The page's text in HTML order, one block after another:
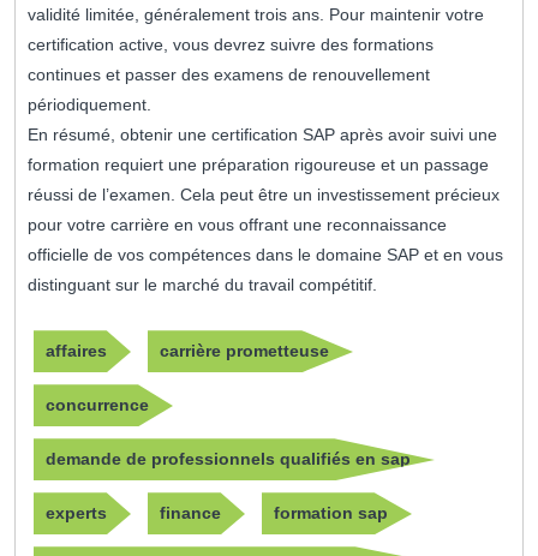
validité limitée, généralement trois ans. Pour maintenir votre
certification active, vous devrez suivre des formations
continues et passer des examens de renouvellement
périodiquement.
En résumé, obtenir une certification SAP après avoir suivi une
formation requiert une préparation rigoureuse et un passage
réussi de l’examen. Cela peut être un investissement précieux
pour votre carrière en vous offrant une reconnaissance
officielle de vos compétences dans le domaine SAP et en vous
distinguant sur le marché du travail compétitif.
affaires carrière prometteuse
concurrence
demande de professionnels qualifiés en sap
experts finance formation sap